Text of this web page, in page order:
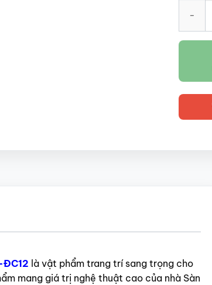
là vật phẩm trang trí sang trọng cho
mang giá trị nghệ thuật cao của nhà Sàn